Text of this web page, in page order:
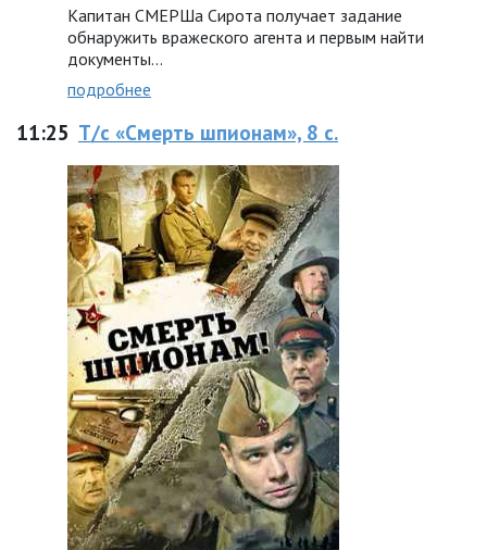
Капитан СМЕРШа Сирота получает задание
обнаружить вражеского агента и первым найти
документы...
подробнее
11:25 Т/с «Смерть шпионам», 8 с.